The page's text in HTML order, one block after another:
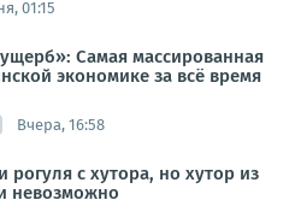
01:15
Самая массированная
экономике за всё время
Вчера, 16:58
с хутора, но хутор из
невозможно